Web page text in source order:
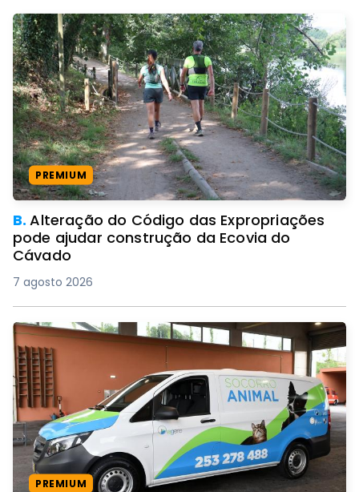
PREMIUM
B.Alteração do Código das Expropriações
pode ajudar construção da Ecovia do
Cávado
7 agosto 2026
PREMIUM